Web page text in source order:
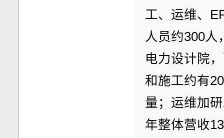
工、运维、
人员约300人
电力设计院
和施工约有
量；运维加
年整体营收